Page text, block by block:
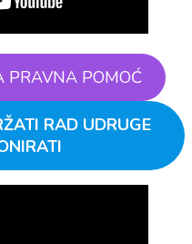
PRAVNA POMOĆ
RAD UDRUGE